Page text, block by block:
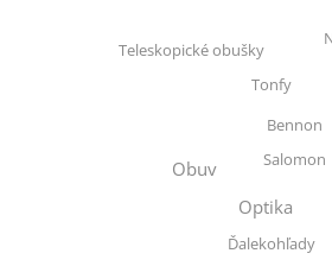
Teleskopické obušky
Tonfy
Obuv
Bennon
Salomon
Optika
Ďalekohľady